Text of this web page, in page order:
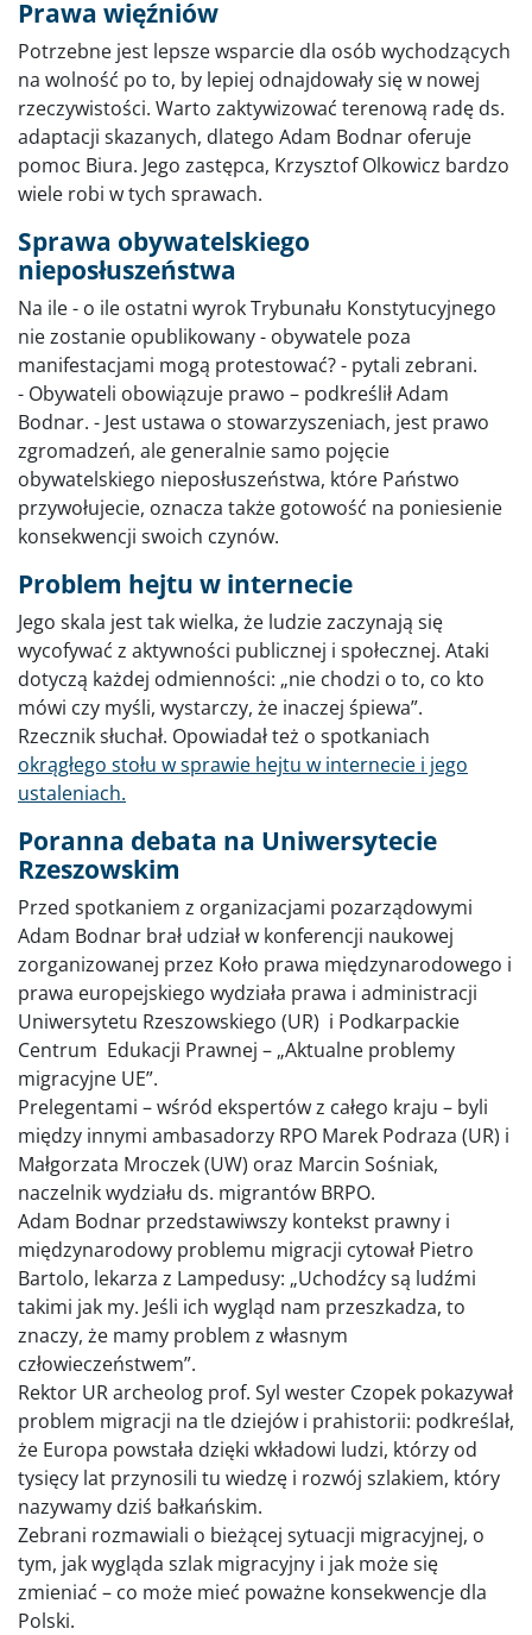
Prawa więźniów
Potrzebne jest lepsze wsparcie dla osób wychodzących
na wolność po to, by lepiej odnajdowały się w nowej
rzeczywistości. Warto zaktywizować terenową radę ds.
adaptacji skazanych, dlatego Adam Bodnar oferuje
pomoc Biura. Jego zastępca, Krzysztof Olkowicz bardzo
wiele robi w tych sprawach.
Sprawa obywatelskiego
nieposłuszeństwa
Na ile - o ile ostatni wyrok Trybunału Konstytucyjnego
nie zostanie opublikowany - obywatele poza
manifestacjami mogą protestować? - pytali zebrani.
- Obywateli obowiązuje prawo – podkreślił Adam
Bodnar. - Jest ustawa o stowarzyszeniach, jest prawo
zgromadzeń, ale generalnie samo pojęcie
obywatelskiego nieposłuszeństwa, które Państwo
przywołujecie, oznacza także gotowość na poniesienie
konsekwencji swoich czynów.
Problem hejtu w internecie
Jego skala jest tak wielka, że ludzie zaczynają się
wycofywać z aktywności publicznej i społecznej. Ataki
dotyczą każdej odmienności: „nie chodzi o to, co kto
mówi czy myśli, wystarczy, że inaczej śpiewa”.
Rzecznik słuchał. Opowiadał też o spotkaniach
okrągłego stołu w sprawie hejtu w internecie i jego
ustaleniach.
Poranna debata na Uniwersytecie
Rzeszowskim
Przed spotkaniem z organizacjami pozarządowymi
Adam Bodnar brał udział w konferencji naukowej
zorganizowanej przez Koło prawa międzynarodowego i
prawa europejskiego wydziała prawa i administracji
Uniwersytetu Rzeszowskiego (UR) i Podkarpackie
Centrum Edukacji Prawnej – „Aktualne problemy
migracyjne UE”.
Prelegentami – wśród ekspertów z całego kraju – byli
między innymi ambasadorzy RPO Marek Podraza (UR) i
Małgorzata Mroczek (UW) oraz Marcin Sośniak,
naczelnik wydziału ds. migrantów BRPO.
Adam Bodnar przedstawiwszy kontekst prawny i
międzynarodowy problemu migracji cytował Pietro
Bartolo, lekarza z Lampedusy: „Uchodźcy są ludźmi
takimi jak my. Jeśli ich wygląd nam przeszkadza, to
znaczy, że mamy problem z własnym
człowieczeństwem”.
Rektor UR archeolog prof. Syl wester Czopek pokazywał
problem migracji na tle dziejów i prahistorii: podkreślał,
że Europa powstała dzięki wkładowi ludzi, którzy od
tysięcy lat przynosili tu wiedzę i rozwój szlakiem, który
nazywamy dziś bałkańskim.
Zebrani rozmawiali o bieżącej sytuacji migracyjnej, o
tym, jak wygląda szlak migracyjny i jak może się
zmieniać – co może mieć poważne konsekwencje dla
Polski.